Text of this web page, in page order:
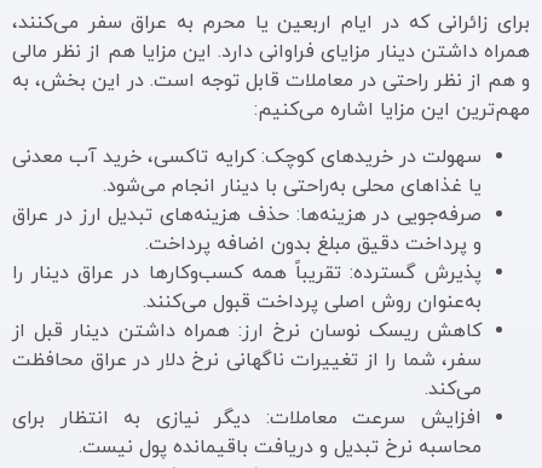
برای زائرانی که در ایام اربعین یا محرم به عراق سفر می‌کنند،
همراه داشتن دینار مزایای فراوانی دارد. این مزایا هم از نظر مالی
و هم از نظر راحتی در معاملات قابل توجه است. در این بخش، به
مهم‌ترین این مزایا اشاره می‌کنیم:
سهولت در خریدهای کوچک: کرایه تاکسی، خرید آب معدنی
یا غذاهای محلی به‌راحتی با دینار انجام می‌شود.
صرفه‌جویی در هزینه‌ها: حذف هزینه‌های تبدیل ارز در عراق
و پرداخت دقیق مبلغ بدون اضافه پرداخت.
پذیرش گسترده: تقریباً همه کسب‌وکارها در عراق دینار را
به‌عنوان روش اصلی پرداخت قبول می‌کنند.
کاهش ریسک نوسان نرخ ارز: همراه داشتن دینار قبل از
سفر، شما را از تغییرات ناگهانی نرخ دلار در عراق محافظت
می‌کند.
افزایش سرعت معاملات: دیگر نیازی به انتظار برای
محاسبه نرخ تبدیل و دریافت باقیمانده پول نیست.